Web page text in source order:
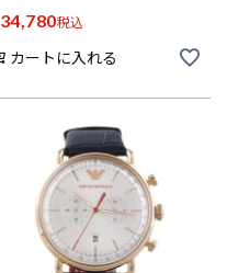
34,780税込
カートに入れる